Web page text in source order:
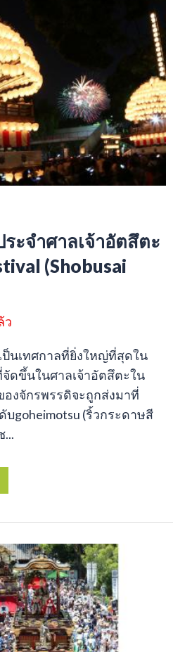
ะจำศาลเจ้าอัตสึตะ
(Shobusai
ว
ป็นเทศกาลที่ยิ่งใหญ่ที่สุดใน
จัดขึ้นในศาลเจ้าอัตสึตะใน
งจักรพรรดิจะถูกส่งมาที่
บgoheimotsu (ริ้วกระดาษสี